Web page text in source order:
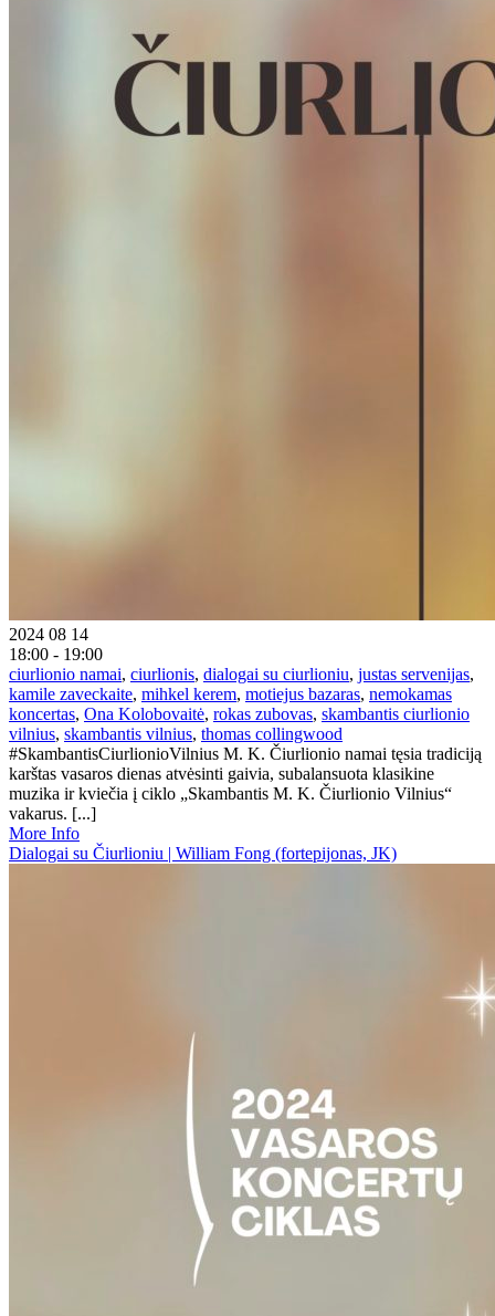
2024 08 14
18:00 - 19:00
ciurlionio namai, ciurlionis, dialogai su ciurlioniu, justas servenijas,
kamile zaveckaite, mihkel kerem, motiejus bazaras, nemokamas
koncertas, Ona Kolobovaitė, rokas zubovas, skambantis ciurlionio
vilnius, skambantis vilnius, thomas collingwood
#SkambantisCiurlionioVilnius M. K. Čiurlionio namai tęsia tradiciją
karštas vasaros dienas atvėsinti gaivia, subalansuota klasikine
muzika ir kviečia į ciklo „Skambantis M. K. Čiurlionio Vilnius“
vakarus. [...]
More Info
Dialogai su Čiurlioniu | William Fong (fortepijonas, JK)